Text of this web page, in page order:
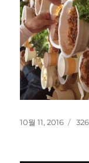
작
10월 11, 2016
전